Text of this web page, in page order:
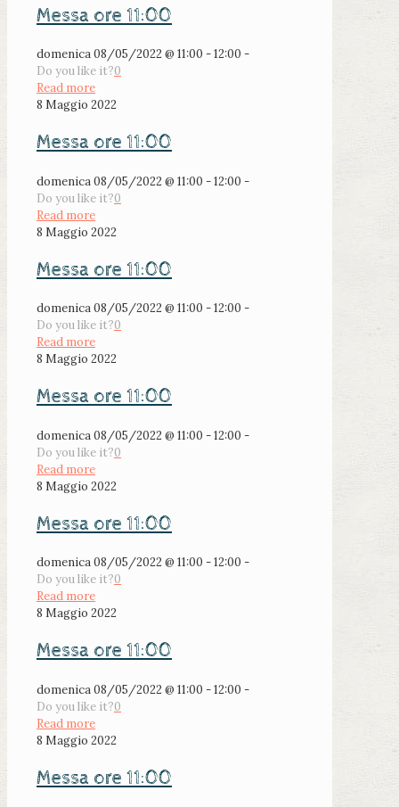
Messa ore 11:00
domenica 08/05/2022 @ 11:00 - 12:00 -
Do you like it?0
Read more
8 Maggio 2022
Messa ore 11:00
domenica 08/05/2022 @ 11:00 - 12:00 -
Do you like it?0
Read more
8 Maggio 2022
Messa ore 11:00
domenica 08/05/2022 @ 11:00 - 12:00 -
Do you like it?0
Read more
8 Maggio 2022
Messa ore 11:00
domenica 08/05/2022 @ 11:00 - 12:00 -
Do you like it?0
Read more
8 Maggio 2022
Messa ore 11:00
domenica 08/05/2022 @ 11:00 - 12:00 -
Do you like it?0
Read more
8 Maggio 2022
Messa ore 11:00
domenica 08/05/2022 @ 11:00 - 12:00 -
Do you like it?0
Read more
8 Maggio 2022
Messa ore 11:00